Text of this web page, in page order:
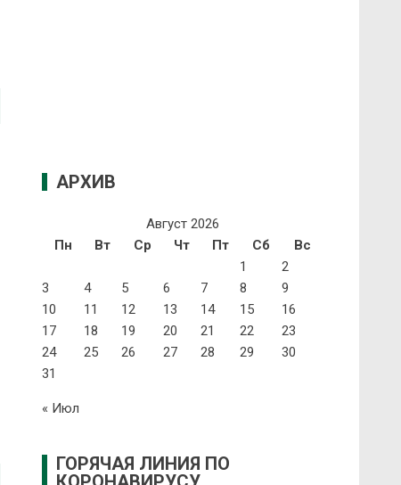
АРХИВ
Август 2026
Пн
Вт Ср Чт Пт Сб
Вс
1
2
3
4 5 6 7 8
9
10
11 12 13 14 15
16
17
18 19 20 21 22
23
24
25 26 27 28 29
30
31
« Июл
ГОРЯЧАЯ ЛИНИЯ ПО